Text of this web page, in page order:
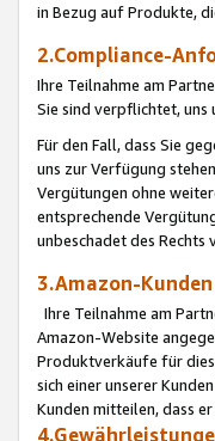
in Bezug auf Produkte,
2.Compliance-
Ihre Teilnahme am
Sie sind verpflichtet, uns
Für den Fall, dass Sie
uns zur Verfügung
Vergütungen ohne
entsprechende
unbeschadet des
3.Amazon-Kunden
Ihre Teilnahme am
Amazon-Website
Produktverkäufe für
sich einer unserer
Kunden mitteilen, dass